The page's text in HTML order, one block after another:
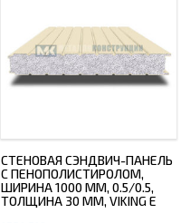
СТЕНОВАЯ СЭНДВИЧ-ПАНЕЛЬ
С ПЕНОПОЛИСТИРОЛОМ,
ШИРИНА 1000 ММ, 0.5/0.5,
ТОЛЩИНА 30 ММ, VIKING E